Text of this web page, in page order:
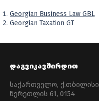
Georgian Business Law GBL
Georgian Taxation GT
დაგვიკავშირდით
საქართველო, ქ.თბილისი
წერეთლის 61, 0154